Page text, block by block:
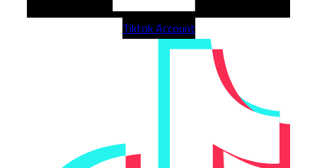
Tiktok Account